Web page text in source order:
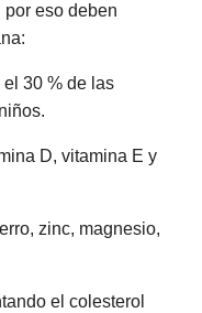
eso deben
30 % de las
D, vitamina E y
zinc, magnesio,
el colesterol